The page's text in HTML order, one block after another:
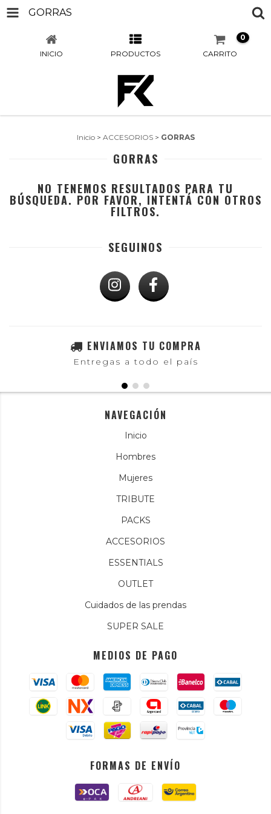
GORRAS
INICIO PRODUCTOS CARRITO
0
Inicio > ACCESORIOS > GORRAS
GORRAS
NO TENEMOS RESULTADOS PARA TU
BÚSQUEDA. POR FAVOR, INTENTÁ CON OTROS
FILTROS.
SEGUINOS
ENVIAMOS TU COMPRA
Entregas a todo el país
NAVEGACIÓN
Inicio
Hombres
Mujeres
TRIBUTE
PACKS
ACCESORIOS
ESSENTIALS
OUTLET
Cuidados de las prendas
SUPER SALE
MEDIOS DE PAGO
FORMAS DE ENVÍO